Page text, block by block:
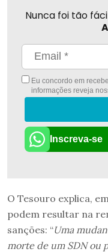
Nunca foi tão
Eu concordo em
informações reveja
Inscreva-se
O Tesouro explica,
podem resultar na
sanções: “Uma
morte de um SDN ou